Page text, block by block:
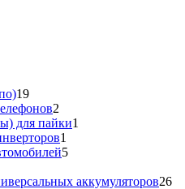
1919
товаров
2
товара
для пайки1
1
товар
55
аккумуляторов2626